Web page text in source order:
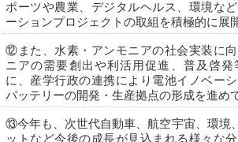
ポーツや農業、デジタルヘルス、環境な
ーションプロジェクトの取組を積極的に展
⑫また、水素・アンモニアの社会実装に
ニアの需要創出や利活用促進、普及啓
に、産学行政の連携により電池イノベー
バッテリーの開発・生産拠点の形成を進め
⑬今年も、次世代自動車、航空宇宙、環境
ットなど今後の成長が見込まれる様々な